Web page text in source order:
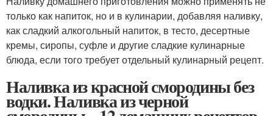
только как напиток, но и в кулинарии, добавляя наливку,
как сладкий алкогольный напиток, в тесто, десертные
кремы, сиропы, суфле и другие сладкие кулинарные
блюда, если того требует отдельный кулинарный рецепт.
Наливка из красной смородины без
водки. Наливка из черной